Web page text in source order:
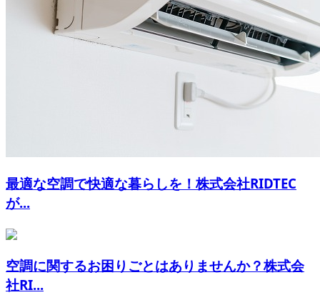
最適な空調で快適な暮らしを！株式会社RIDTEC
が...
空調に関するお困りごとはありませんか？株式会
社RI...